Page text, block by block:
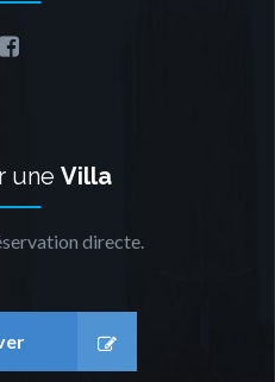
une Villa
directe.